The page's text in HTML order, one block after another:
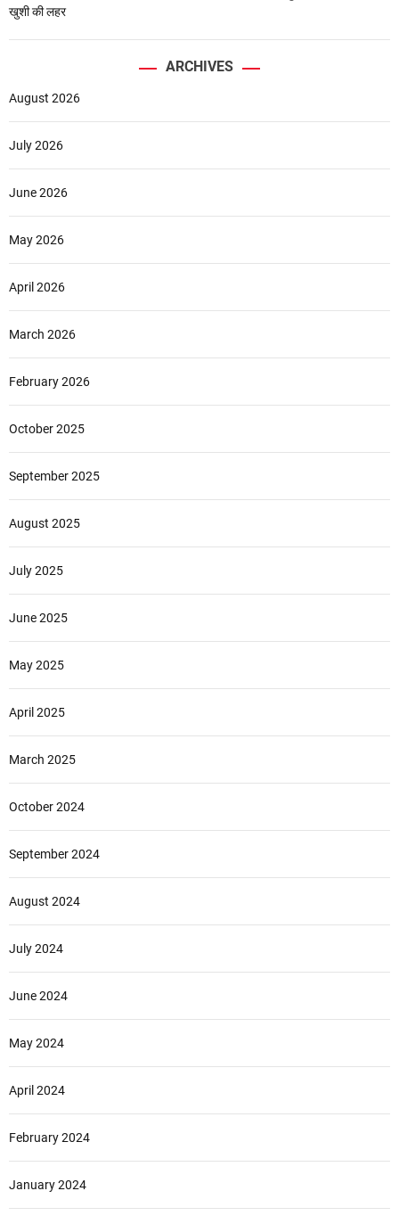
खुशी की लहर
ARCHIVES
August 2026
July 2026
June 2026
May 2026
April 2026
March 2026
February 2026
October 2025
September 2025
August 2025
July 2025
June 2025
May 2025
April 2025
March 2025
October 2024
September 2024
August 2024
July 2024
June 2024
May 2024
April 2024
February 2024
January 2024